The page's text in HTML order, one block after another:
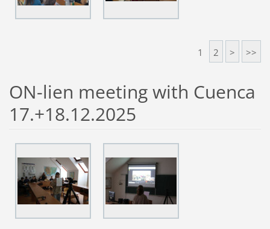
1 2 > >>
ON-lien meeting with Cuenca
17.+18.12.2025